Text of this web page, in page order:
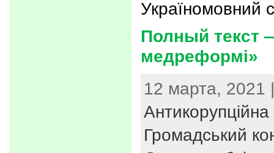
Україномовний
Полный текст
медреформі»
12 марта, 2021
Антикорупційна
Громадський